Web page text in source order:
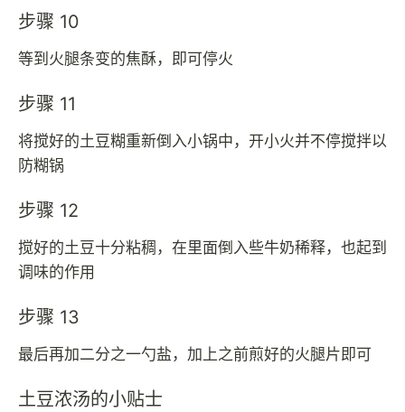
步骤 10
等到火腿条变的焦酥，即可停火
步骤 11
将搅好的土豆糊重新倒入小锅中，开小火并不停搅拌以
防糊锅
步骤 12
搅好的土豆十分粘稠，在里面倒入些牛奶稀释，也起到
调味的作用
步骤 13
最后再加二分之一勺盐，加上之前煎好的火腿片即可
土豆浓汤的小贴士